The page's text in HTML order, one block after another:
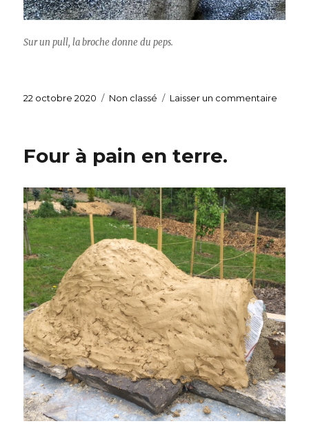
Sur un pull, la broche donne du peps.
Publié
22 octobre 2020 Catégories
Non classé Laisser un commentaire
Four à pain en terre.